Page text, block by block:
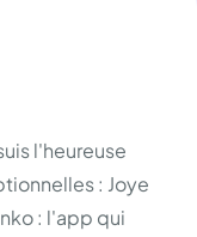
l'heureuse
: Joye
: l'app qui